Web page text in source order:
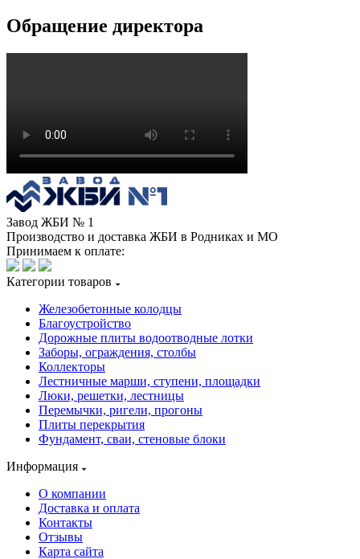
Обращение директора
Завод ЖБИ № 1
Производство и доставка ЖБИ в Родниках и МО
Принимаем к оплате:
Категории товаров
Железобетонные колодцы
Благоустройство
Дорожные плиты водоотводные лотки
Заборы, ограждения, столбы
Коллекторы
Лестничные марши, ступени, площадки
Люки, решетки, лестницы
Перемычки, ригели, прогоны
Плиты перекрытия
Фундамент, сваи, стеновые блоки
Информация
О компании
Доставка и оплата
Контакты
Отзывы
Карта сайта